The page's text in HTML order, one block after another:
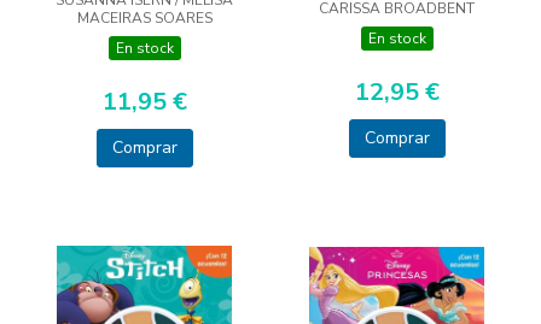
MACEIRAS SOARES
En stock
11,95 €
Comprar
CARISSA BROADBENT
En stock
12,95 €
Comprar